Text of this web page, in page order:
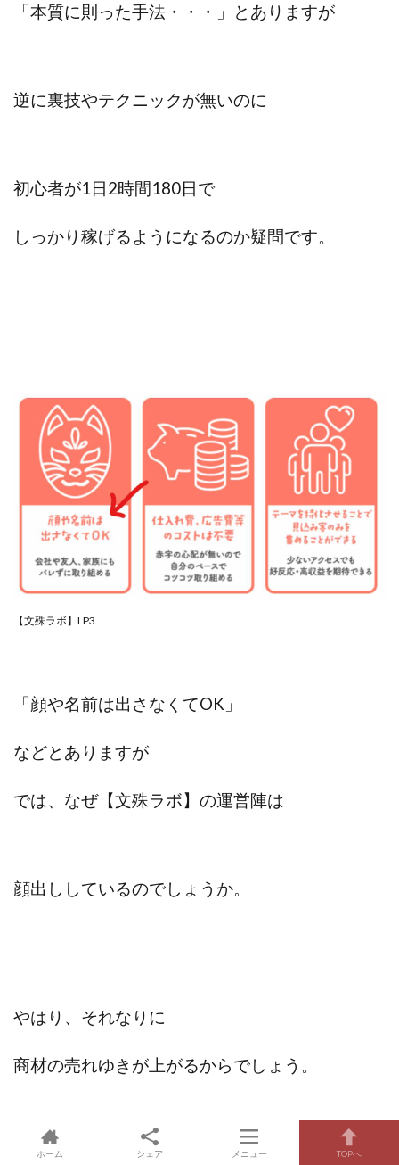
「本質に則った手法・・・」とありますが
逆に裏技やテクニックが無いのに
初心者が1日2時間180日で
しっかり稼げるようになるのか疑問です。
【文殊ラボ】LP3
「顔や名前は出さなくてOK」
などとありますが
では、なぜ【文殊ラボ】の運営陣は
顔出ししているのでしょうか。
やはり、それなりに
商材の売れゆきが上がるからでしょう。
商材の価格は、約20万円です。
ホーム シェア メニュー TOPへ